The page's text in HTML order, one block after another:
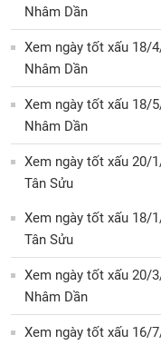
Nhâm Dần
Xem ngày tốt xấu 18/
Nhâm Dần
Xem ngày tốt xấu 18/
Nhâm Dần
Xem ngày tốt xấu 20/
Tân Sửu
Xem ngày tốt xấu 18/
Tân Sửu
Xem ngày tốt xấu 20/
Nhâm Dần
Xem ngày tốt xấu 16/